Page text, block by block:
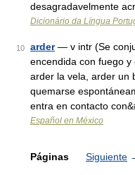
desagradavelmente
Dicionário da Língua
10 arder— v intr (Se
encendida con fuego y
arder la vela, arder un
quemarse
entra en contacto
Español en México
Páginas Siguiente